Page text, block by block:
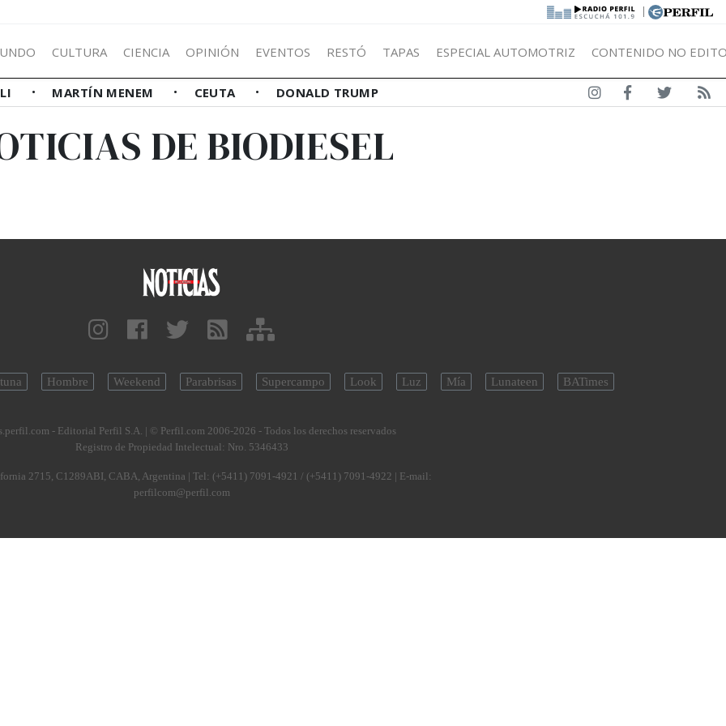
|
CULTURA CIENCIA OPINIÓN EVENTOS RESTÓ TAPAS ESPECIAL AUTOMOTRIZ CONTENIDO NO
MARTÍN MENEM CEUTA DONALD TRUMP
DE BIODIESEL
Hombre Weekend Parabrisas Supercampo Look Luz Mía Lunateen BATimes
- Editorial Perfil S.A. | © Perfil.com 2006-2026 - Todos los derechos reservados
Registro de Propiedad Intelectual: Nro. 5346433
2715, C1289ABI, CABA, Argentina | Tel: (+5411) 7091-4921 / (+5411) 7091-4922 | E-mail:
perfilcom@perfil.com